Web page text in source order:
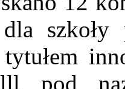
dla